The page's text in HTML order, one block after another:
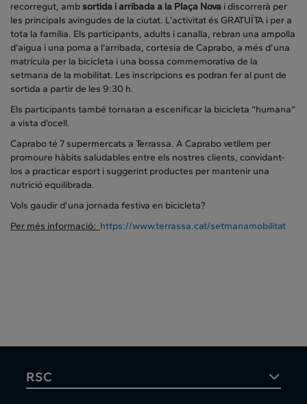
recorregut, amb sortida i arribada a la Plaça Nova i discorrerà per
les principals avingudes de la ciutat. L’activitat és GRATUÏTA i per a
tota la família. Els participants, adults i canalla, rebran una ampolla
d’aigua i una poma a l’arribada, cortesia de Caprabo, a més d’una
matrícula per la bicicleta i una bossa commemorativa de la
setmana de la mobilitat. Les inscripcions es podran fer al punt de
sortida a partir de les 9:30 h.
Els participants també tornaran a escenificar la bicicleta “humana”
a vista d’ocell.
Caprabo té 7 supermercats a Terrassa. A Caprabo vetllem per
promoure hàbits saludables entre els nostres clients, convidant-
los a practicar esport i suggerint productes per mantenir una
nutrició equilibrada.
Vols gaudir d’una jornada festiva en bicicleta?
Per més informació: https://www.terrassa.cat/setmanamobilitat
RSC